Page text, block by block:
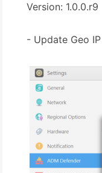
Version: 1.0.0.r9
- Update Geo